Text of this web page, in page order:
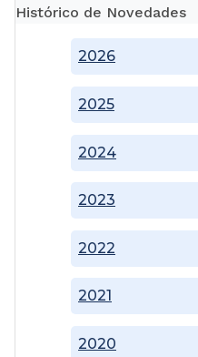
Histórico de Novedades
2020
2021
2022
2023
2024
2025
2026